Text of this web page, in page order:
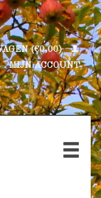
(€0,00)
MIJN ACCOUNT